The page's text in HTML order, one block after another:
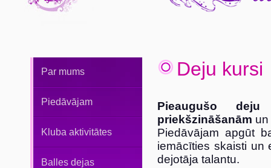
Par mums
Piedāvājam
Kluba aktivitātes
Balles dejas
Deju kursi
Pieaugušo
priekšzināšanām
Piedāvājam apgūt
iemācīties skaisti un
dejotāja talantu.